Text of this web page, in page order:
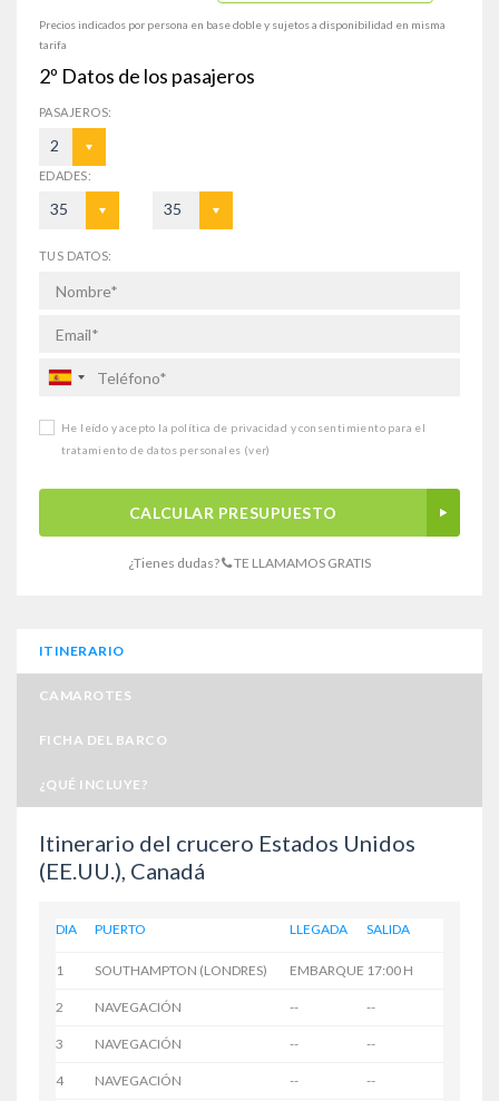
Precios indicados por persona en base doble y sujetos a disponibilidad en misma
tarifa
2º Datos de los pasajeros
PASAJEROS:
2
EDADES:
35 35
TUS DATOS:
He leído y acepto la política de privacidad y consentimiento para el
tratamiento de datos personales (ver)
CALCULAR PRESUPUESTO
¿Tienes dudas? TE LLAMAMOS GRATIS
ITINERARIO
CAMAROTES
FICHA DEL BARCO
¿QUÉ INCLUYE?
Itinerario del crucero Estados Unidos
(EE.UU.), Canadá
DIA PUERTO LLEGADA SALIDA
1 SOUTHAMPTON (LONDRES) EMBARQUE 17:00 H
2 NAVEGACIÓN -- --
3 NAVEGACIÓN -- --
4 NAVEGACIÓN -- --